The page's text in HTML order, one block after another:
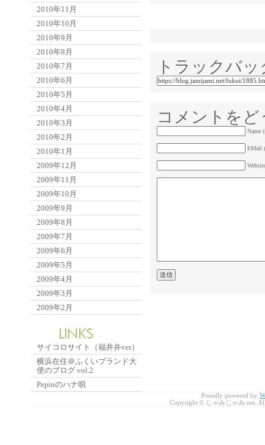
トラックバッ
コメントをど
Name
EMail
2010年11月
2010年10月
2010年9月
2010年8月
2010年7月
2010年6月
2010年5月
2010年4月
2010年3月
2010年2月
2010年1月
2009年12月
2009年11月
2009年10月
2009年9月
2009年8月
2009年7月
2009年6月
2009年5月
2009年4月
2009年3月
2009年2月
サイコロサイト（福井弁ver）
横浜在住＠ふくいブランド大
使のブログ vol.2
Pepinのハナ唄
Proudly powered by
Copyright © じゃみじゃみ.net.